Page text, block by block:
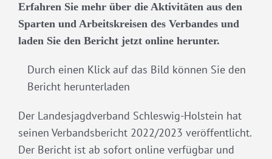
Erfahren Sie mehr über die Aktivitäten aus den
Sparten und Arbeitskreisen des Verbandes und
laden Sie den Bericht jetzt online herunter.
Durch einen Klick auf das Bild können Sie den
Bericht herunterladen
Der Landesjagdverband Schleswig-Holstein hat
seinen Verbandsbericht 2022/2023 veröffentlicht.
Der Bericht ist ab sofort online verfügbar und